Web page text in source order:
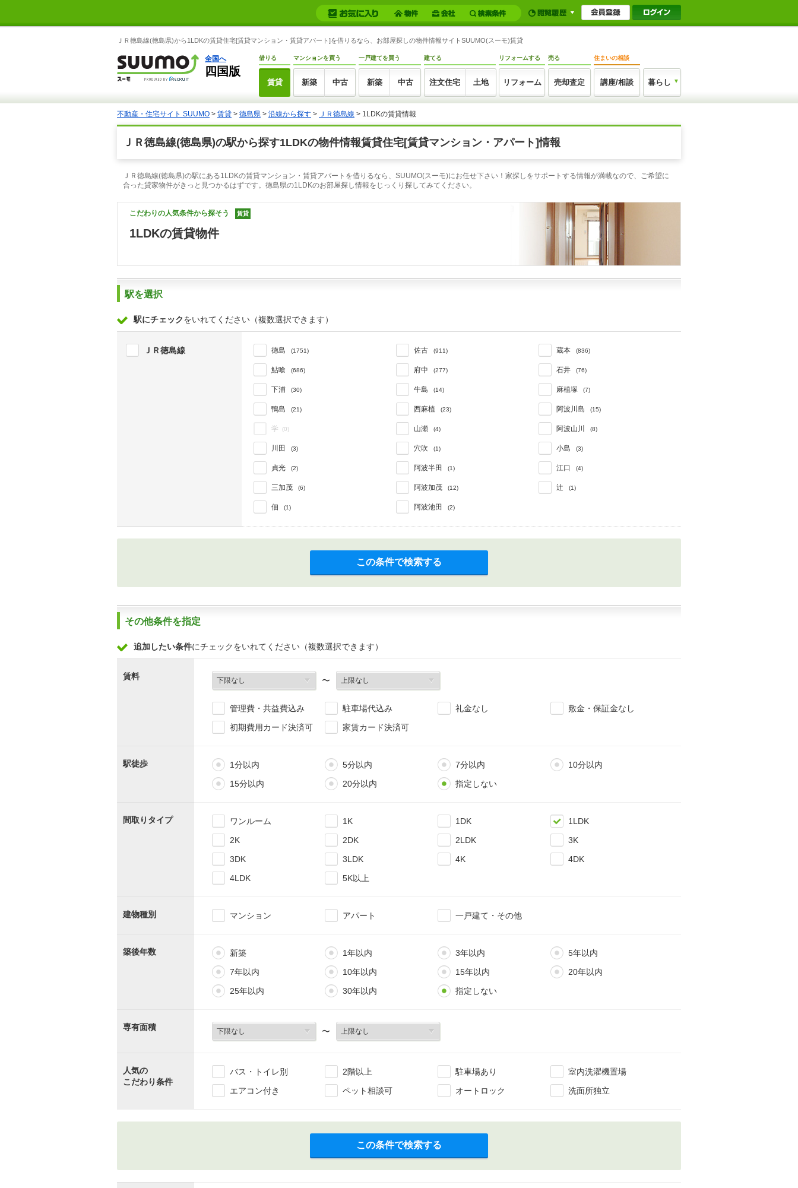
ＪＲ徳島線(徳島県)から1LDKの賃貸住宅[賃貸マンション・賃貸アパート]を借りるなら、お部屋探しの物件情報サイトSUUMO(スーモ)賃貸
全国へ
四国版
借りる
賃貸
マンションを買う
新築 中古
一戸建てを買う
新築 中古
建てる
注文住宅 土地
リフォームする
リフォーム
売る
売却査定
住まいの相談
講座/相談 暮らし
不動産・住宅サイト SUUMO > 賃貸 > 徳島県 > 沿線から探す > ＪＲ徳島線 > 1LDKの賃貸情報
ＪＲ徳島線(徳島県)の駅から探す1LDKの物件情報賃貸住宅[賃貸マンション・アパート]情報
ＪＲ徳島線(徳島県)の駅にある1LDKの賃貸マンション・賃貸アパートを借りるなら、SUUMO(スーモ)にお任せ下さい！家探しをサポートする情報が満載なので、ご希望に
合った貸家物件がきっと見つかるはずです。徳島県の1LDKのお部屋探し情報をじっくり探してみてください。
こだわりの人気条件から探そう 賃貸
1LDKの賃貸物件
駅を選択
駅にチェックをいれてください（複数選択できます）
ＪＲ徳島線 徳島 (1751) 佐古 (911) 蔵本 (836)
鮎喰 (686) 府中 (277) 石井 (76)
下浦 (30) 牛島 (14) 麻植塚 (7)
鴨島 (21) 西麻植 (23) 阿波川島 (15)
学 (0) 山瀬 (4) 阿波山川 (8)
川田 (3) 穴吹 (1) 小島 (3)
貞光 (2) 阿波半田 (1) 江口 (4)
三加茂 (6) 阿波加茂 (12) 辻 (1)
佃 (1) 阿波池田 (2)
この条件で検索する
その他条件を指定
追加したい条件にチェックをいれてください（複数選択できます）
賃料 〜
管理費・共益費込み 駐車場代込み 礼金なし
敷金・保証金なし
初期費用カード決済可
家賃カード決済可
駅徒歩 1分以内 5分以内 7分以内
10分以内
15分以内
20分以内 指定しない
間取りタイプ ワンルーム 1K 1DK
1LDK
2K
2DK 2LDK
3K
3DK
3LDK 4K
4DK
4LDK
5K以上
建物種別 マンション アパート 一戸建て・その他
築後年数 新築 1年以内 3年以内
5年以内
7年以内
10年以内 15年以内
20年以内
25年以内
30年以内 指定しない
専有面積 〜
人気の
こだわり条件
バス・トイレ別 2階以上 駐車場あり
室内洗濯機置場
エアコン付き
ペット相談可 オートロック 洗面所独立
この条件で検索する